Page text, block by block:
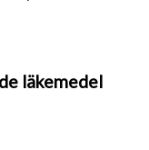
läkemedel